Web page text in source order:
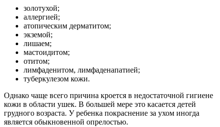
золотухой;
аллергией;
атопическим дерматитом;
экземой;
лишаем;
мастоидитом;
отитом;
лимфаденитом, лимфаденапатией;
туберкулезом кожи.
Однако чаще всего причина кроется в недостаточной гигиене
кожи в области ушек. В большей мере это касается детей
грудного возраста. У ребенка покраснение за ухом иногда
является обыкновенной опрелостью.